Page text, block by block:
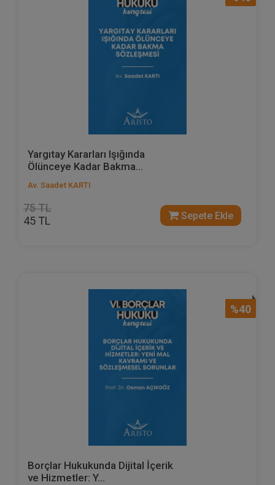
Yargıtay Kararları Işığında
Ölünceye Kadar Bakma...
Av. Saadet KARTI
75 TL
45 TL Sepete Ekle
%40
Borçlar Hukukunda Dijital İçerik
ve Hizmetler: Y...